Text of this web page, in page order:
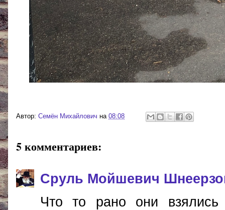
Автор: Cемён Михайлович на 08:08
5 комментариев:
Сруль Мойшевич
Что то рано они взялись